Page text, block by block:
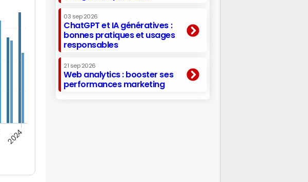
2024
03 sep 2026
ChatGPT et IA génératives :
bonnes pratiques et usages
responsables
21 sep 2026
Web analytics : booster ses
performances marketing